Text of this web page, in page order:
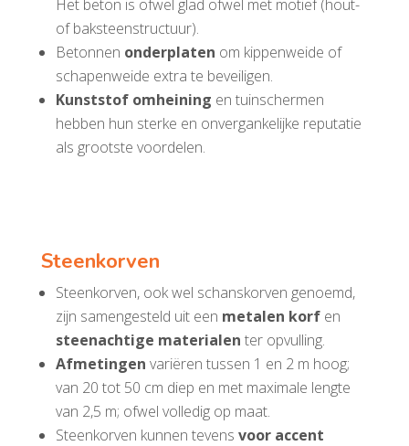
Het beton is ofwel glad ofwel met motief (hout-
of baksteenstructuur).
Betonnen onderplaten om kippenweide of
schapenweide extra te beveiligen.
Kunststof omheining en tuinschermen
hebben hun sterke en onvergankelijke reputatie
als grootste voordelen.
Steenkorven
Steenkorven, ook wel schanskorven genoemd,
zijn samengesteld uit een metalen korfen
steenachtige materialen ter opvulling.
Afmetingen variëren tussen 1 en 2 m hoog;
van 20 tot 50 cm diep en met maximale lengte
van 2,5 m; ofwel volledig op maat.
Steenkorven kunnen tevens voor accent